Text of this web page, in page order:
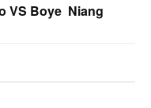
VS Boye Niang